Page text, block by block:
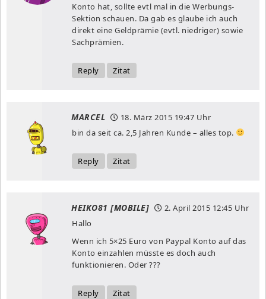
Konto hat, sollte evtl mal in die Werbungs-
Sektion schauen. Da gab es glaube ich auch
direkt eine Geldprämie (evtl. niedriger) sowie
Sachprämien.
Reply Zitat
MARCEL 18. März 2015 19:47 Uhr
bin da seit ca. 2,5 Jahren Kunde – alles top.
Reply Zitat
HEIKO81 [MOBILE] 2. April 2015 12:45 Uhr
Hallo
Wenn ich 5×25 Euro von Paypal Konto auf das
Konto einzahlen müsste es doch auch
funktionieren. Oder ???
Reply Zitat